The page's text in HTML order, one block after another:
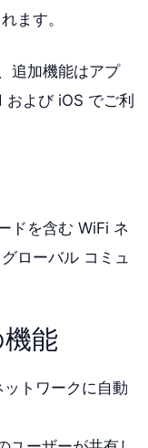
ます。
追加機能はアプ
よび iOS でご利
ドを含む WiFi ネ
ローバル コミュ
能
トワークに自動